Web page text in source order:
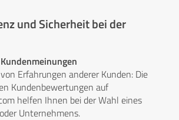
und Sicherheit bei der
Erfahrungen anderer Kunden: Die
Kundenbewertungen auf
helfen Ihnen bei der Wahl eines
Unternehmens.